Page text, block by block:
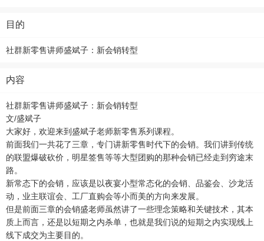
目的
社群新零售讲师盛斌子：新会销转型
内容
社群新零售讲师盛斌子：新会销转型
文/盛斌子
大家好，欢迎来到盛斌子老师新零售系列课程。
前面我们一共花了三章，专门讲新零售时代下的会销。我们讲到传统
的联盟爆破砍价，明星签售等等大型团购的那种会销已经走到穷途末
路。
新常态下的会销，应该是以夜宴小型常态化的会销、品鉴会、沙龙活
动，业主联谊会、工厂直购会等小而美的方向来发展。
但是前面三章的会销盛老师虽然讲了一些理念策略和关键技术，其本
质上而言，还是以短期之内杀单，也就是我们说的短期之内实现线上
线下成交为主要目的。